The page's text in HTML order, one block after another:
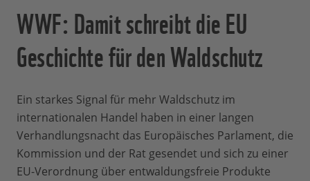
WWF: Damit schreibt die EU
Geschichte für den Waldschutz
Ein starkes Signal für mehr Waldschutz im
internationalen Handel haben in einer langen
Verhandlungsnacht das Europäisches Parlament, die
Kommission und der Rat gesendet und sich zu einer
EU-Verordnung über entwaldungsfreie Produkte